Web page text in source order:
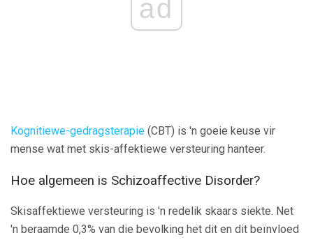
ad
Kognitiewe-gedragsterapie (CBT) is 'n goeie keuse vir
mense wat met skis-affektiewe versteuring hanteer.
Hoe algemeen is Schizoaffective Disorder?
Skisaffektiewe versteuring is 'n redelik skaars siekte. Net
'n beraamde 0,3% van die bevolking het dit en dit beïnvloed